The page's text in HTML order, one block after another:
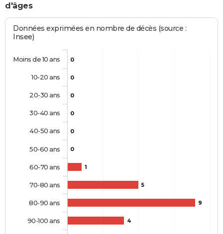
d'âges
Données exprimées en nombre de décès (source :
Insee)
0
0
0
0
0
0
1
5
9
4
Moins de 10 ans
10-20 ans
20-30 ans
30-40 ans
40-50 ans
50-60 ans
60-70 ans
70-80 ans
80-90 ans
90-100 ans